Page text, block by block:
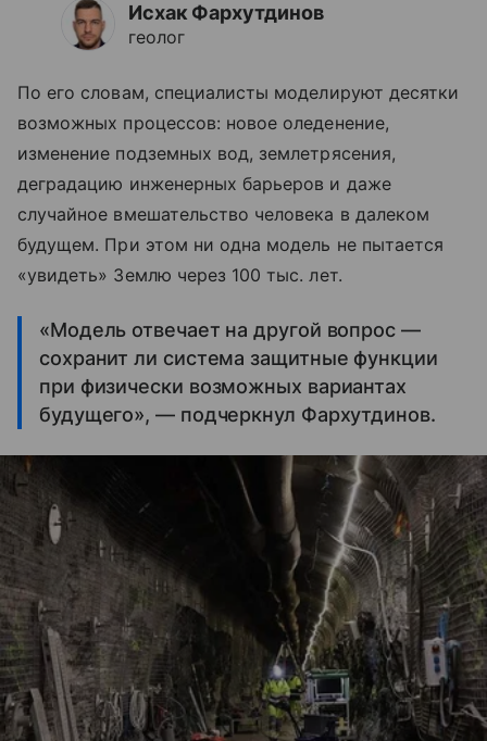
Исхак Фархутдинов
геолог
По его словам, специалисты моделируют десятки
возможных процессов: новое оледенение,
изменение подземных вод, землетрясения,
деградацию инженерных барьеров и даже
случайное вмешательство человека в далеком
будущем. При этом ни одна модель не пытается
«увидеть» Землю через 100 тыс. лет.
«Модель отвечает на другой вопрос —
сохранит ли система защитные функции
при физически возможных вариантах
будущего», — подчеркнул Фархутдинов.